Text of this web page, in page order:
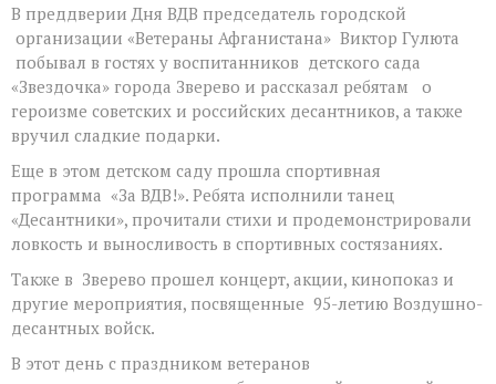
В преддверии Дня ВДВ председатель городской
организации «Ветераны Афганистана» Виктор Гулюта
побывал в гостях у воспитанников детского сада
«Звездочка» города Зверево и рассказал ребятам о
героизме советских и российских десантников, а также
вручил сладкие подарки.
Еще в этом детском саду прошла спортивная
программа «За ВДВ!». Ребята исполнили танец
«Десантники», прочитали стихи и продемонстрировали
ловкость и выносливость в спортивных состязаниях.
Также в Зверево прошел концерт, акции, кинопоказ и
другие мероприятия, посвященные 95-летию Воздушно-
десантных войск.
В этот день с праздником ветеранов